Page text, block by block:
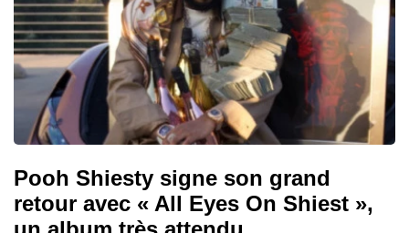
Pooh Shiesty signe son grand
retour avec « All Eyes On Shiest »,